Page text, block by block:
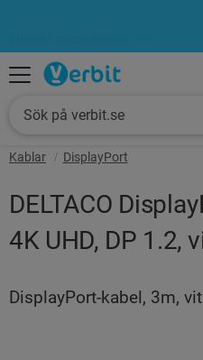
Kablar DisplayPort
DELTACO
4K UHD, DP 1.2,
DisplayPort-kabel, 3m, vit